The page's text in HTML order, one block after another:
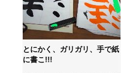
とにかく、ガリガリ、手で紙
に書こ!!!